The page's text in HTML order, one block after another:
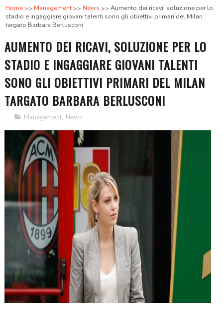
Home Management News
Aumento dei ricavi, soluzione per lo
stadio e ingaggiare giovani talenti sono gli obiettivi primari del Milan
targato Barbara Berlusconi
AUMENTO DEI RICAVI, SOLUZIONE PER LO
STADIO E INGAGGIARE GIOVANI TALENTI
SONO GLI OBIETTIVI PRIMARI DEL MILAN
TARGATO BARBARA BERLUSCONI
Management, News